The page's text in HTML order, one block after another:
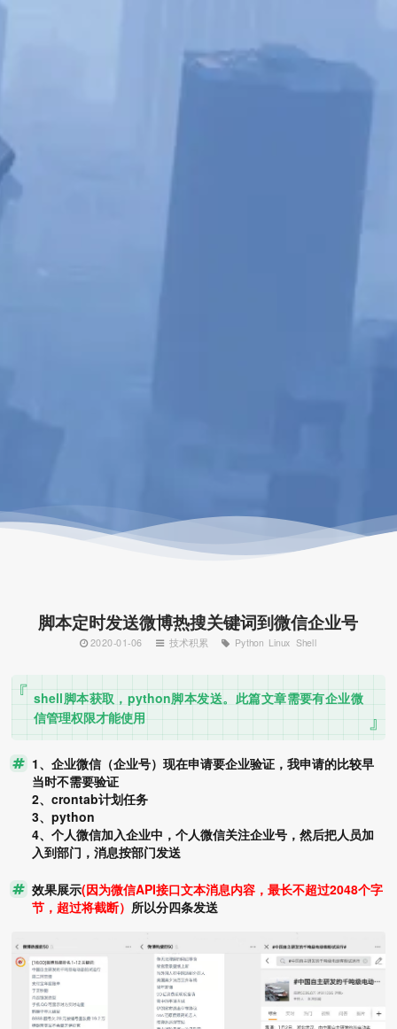
脚本定时发送微博热搜关键词到微信企业号
2020-01-06 技术积累 Python Linux Shell
shell脚本获取，python脚本发送。此篇文章需要有企业微
信管理权限才能使用
1、企业微信（企业号）现在申请要企业验证，我申请的比较早
当时不需要验证
2、crontab计划任务
3、python
4、个人微信加入企业中，个人微信关注企业号，然后把人员加
入到部门，消息按部门发送
效果展示(因为微信API接口文本消息内容，最长不超过2048个字
节，超过将截断） 所以分四条发送